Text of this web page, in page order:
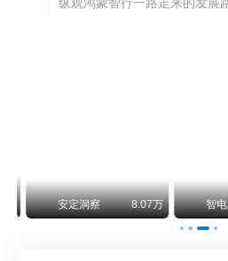
安定洞察 8.07万 智电